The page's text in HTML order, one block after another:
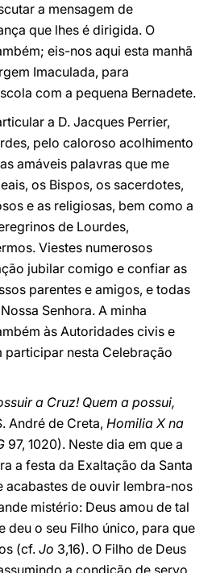
a mensagem de
que lhes é dirigida. O
eis-nos aqui esta manhã
Imaculada, para
com a pequena Bernadete.
a D. Jacques Perrier,
pelo caloroso acolhimento
amáveis palavras que me
os Bispos, os sacerdotes,
e as religiosas, bem como a
de Lourdes,
Viestes numerosos
jubilar comigo e confiar as
parentes e amigos, e todas
Senhora. A minha
às Autoridades civis e
participar nesta Celebração
a Cruz! Quem a possui,
André de Creta, Homilia X na
97, 1020). Neste dia em que a
a festa da Exaltação da Santa
acabastes de ouvir lembra-nos
mistério: Deus amou de tal
deu o seu Filho único, para que
(cf. Jo 3,16). O Filho de Deus
a condição de servo,